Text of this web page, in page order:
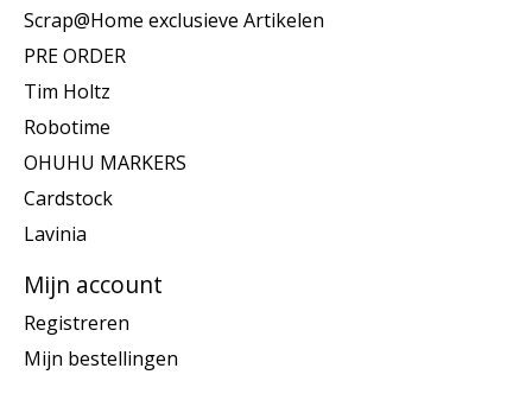
Scrap@Home exclusieve Artikelen
PRE ORDER
Tim Holtz
Robotime
OHUHU MARKERS
Cardstock
Lavinia
Mijn account
Registreren
Mijn bestellingen